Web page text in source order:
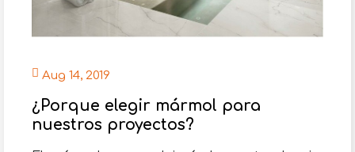
Aug 14, 2019
¿Porque elegir mármol para
nuestros proyectos?